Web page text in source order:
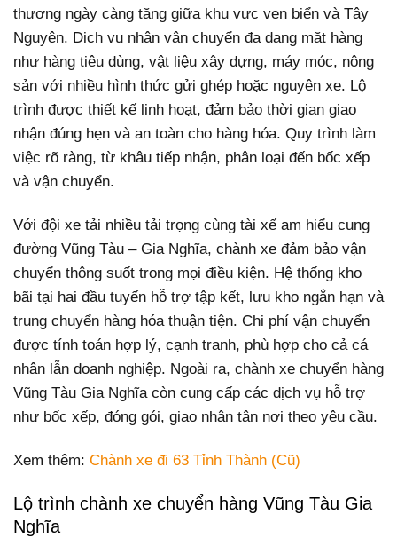
thương ngày càng tăng giữa khu vực ven biển và Tây
Nguyên. Dịch vụ nhận vận chuyển đa dạng mặt hàng
như hàng tiêu dùng, vật liệu xây dựng, máy móc, nông
sản với nhiều hình thức gửi ghép hoặc nguyên xe. Lộ
trình được thiết kế linh hoạt, đảm bảo thời gian giao
nhận đúng hẹn và an toàn cho hàng hóa. Quy trình làm
việc rõ ràng, từ khâu tiếp nhận, phân loại đến bốc xếp
và vận chuyển.
Với đội xe tải nhiều tải trọng cùng tài xế am hiểu cung
đường Vũng Tàu – Gia Nghĩa, chành xe đảm bảo vận
chuyển thông suốt trong mọi điều kiện. Hệ thống kho
bãi tại hai đầu tuyến hỗ trợ tập kết, lưu kho ngắn hạn và
trung chuyển hàng hóa thuận tiện. Chi phí vận chuyển
được tính toán hợp lý, cạnh tranh, phù hợp cho cả cá
nhân lẫn doanh nghiệp. Ngoài ra, chành xe chuyển hàng
Vũng Tàu Gia Nghĩa còn cung cấp các dịch vụ hỗ trợ
như bốc xếp, đóng gói, giao nhận tận nơi theo yêu cầu.
Xem thêm: Chành xe đi 63 Tỉnh Thành (Cũ)
Lộ trình chành xe chuyển hàng Vũng Tàu Gia
Nghĩa